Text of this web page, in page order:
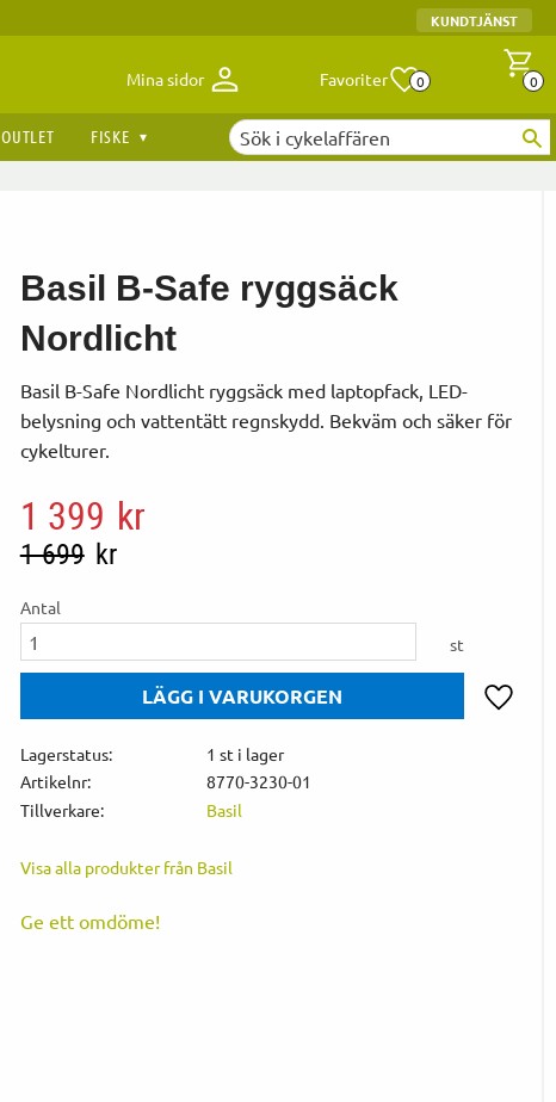
KUNDTJÄNST
Mina sidor Favoriter Antal
0 0
OUTLET FISKE
Basil B-Safe ryggsäck
Nordlicht
Basil B-Safe Nordlicht ryggsäck med laptopfack, LED-
belysning och vattentätt regnskydd. Bekväm och säker för
cykelturer.
Nedsatt pris:
1 399 kr
Ordinarie pris:
1 699 kr
Antal
st
Lagerstatus
1 st i lager
Artikelnr
8770-3230-01
Tillverkare
Basil
Visa alla produkter från Basil
Ge ett omdöme!